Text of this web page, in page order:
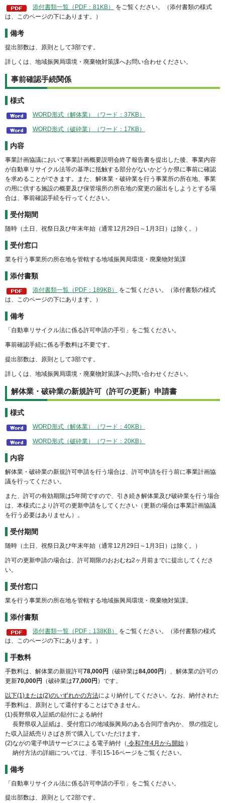
添付書類一覧（PDF：81KB）
をご覧ください。（添付書類の様式
は、このページの下にあります。）
備考
提出部数は、原則として3部です。
詳しくは、地域振興局環境・廃棄物対策課へお問い合わせください。
事前確認手続関係
様式
WORD形式（解体業）（ワード：37KB）
WORD形式（破砕業）（ワード：17KB）
内容
事業計画協議において事業計画概要説明会終了報告書を提出した後、事業内容
が自動車リサイクル法等の基準に抵触する部分がないかどうか県に事前に確認
を求めることができます。また、解体業・破砕業を行う事業所の所在地、事業
の用に供する施設の概要及び保管場所の所在地の変更の届出をしようとする場
合は、事前確認手続を行ってください。
受付期間
随時（土日、祝祭日及び年末年始（通常12月29日～1月3日）は除く。）
受付窓口
業を行う事業所の所在地を管轄する地域振興局環境・廃棄物対策課
添付書類
添付書類一覧（PDF：189KB）
をご覧ください。（添付書類の様式
は、このページの下にあります。）
備考
「自動車リサイクル法に係る許可申請の手引」をご覧ください。
事前確認手続に係る手数料は不要です。
提出部数は、原則として3部です。
詳しくは、地域振興局環境・廃棄物対策課へお問い合わせください。
解体業・破砕業の新規許可（許可の更新）申請書
様式
WORD形式（解体業）（ワード：40KB）
WORD形式（破砕業）（ワード：20KB）
内容
解体業・破砕業の新規許可申請を行う場合は、許可申請を行う前に事業計画協
議を行ってください。
また、許可の有効期限は5年間ですので、引き続き解体業及び破砕業を行う場合
は、本様式により許可の更新申請をしてください（更新の場合は事業計画協議
を行う必要はありません）。
受付期間
随時（土日、祝祭日及び年末年始（通常12月29日～1月3日）は除く。）
許可の更新申請の場合は、許可期限のおおむね2ヶ月前までに提出してくださ
い。
受付窓口
業を行う事業所の所在地を管轄する地域振興局環境・廃棄物対策課。
添付書類
添付書類一覧（PDF：138KB）
をご覧ください。（添付書類の様式
は、このページの下にあります。）
手数料
手数料は、解体業の新規許可78,000円 （破砕業は84,000円 ）、解体業の許可の
更新70,000円 （破砕業は77,000円 ）です。
以下(1)または(2)のいずれかの方法により納付してください。なお、納付された
手数料は、原則として還付することはできません。
(1)長野県収入証紙の貼付による納付
長野県収入証紙は、受付窓口の地域振興局のある合同庁舎内か、 県の指定し
た収入証紙売りさばき所で購入していただけます。
(2)ながの電子申請サービスによる電子納付（ 令和7年4月から開始 ）
納付方法の詳細については、手引15-16ページをご覧ください。
備考
「自動車リサイクル法に係る許可申請の手引」をご覧ください。
提出部数は、原則として2部です。